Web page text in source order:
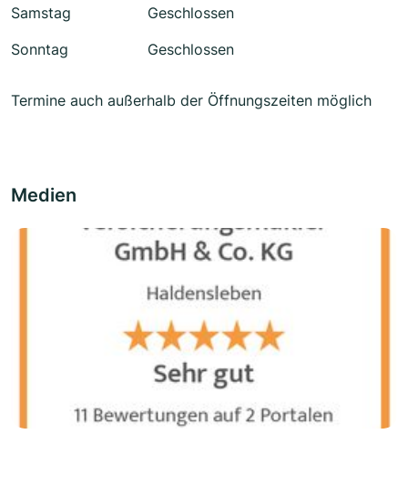
Samstag
Geschlossen
Sonntag
Geschlossen
Termine auch außerhalb der Öffnungszeiten möglich
Medien